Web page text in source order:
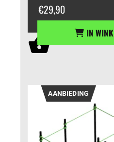
€29,90
IN
AANBIEDING